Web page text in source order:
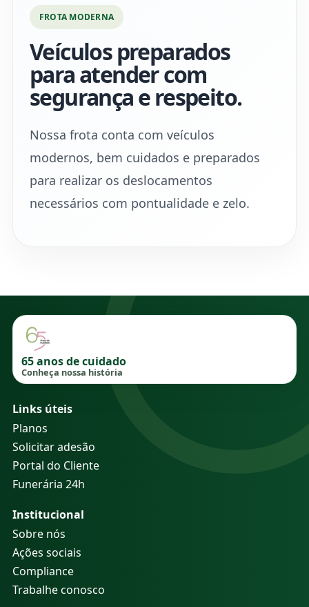
FROTA MODERNA
Veículos preparados
para atender com
segurança e respeito.
Nossa frota conta com veículos
modernos, bem cuidados e preparados
para realizar os deslocamentos
necessários com pontualidade e zelo.
65 anos de cuidado
Conheça nossa história
Links úteis
Planos
Solicitar adesão
Portal do Cliente
Funerária 24h
Institucional
Sobre nós
Ações sociais
Compliance
Trabalhe conosco